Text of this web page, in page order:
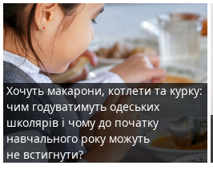
Хочуть макарони, котлети та курку:
чим годуватимуть одеських
школярів і чому до початку
навчального року можуть
не встигнути?